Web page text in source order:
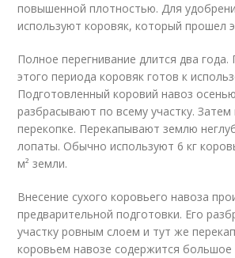
повышенной плотностью. Для
используют коровяк, который прошел
Полное перегнивание длится два года.
этого периода коровяк готов к
Подготовленный коровий навоз
разбрасывают по всему участку. Затем
перекопке. Перекапывают землю
лопаты. Обычно используют 6 кг
м² земли.
Внесение сухого коровьего навоза
предварительной подготовки. Его
участку ровным слоем и тут же
коровьем навозе содержится большое